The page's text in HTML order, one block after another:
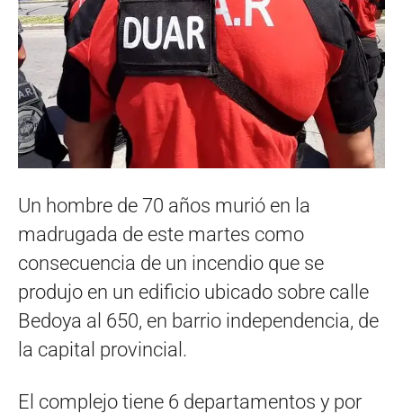
Un hombre de 70 años murió en la
madrugada de este martes como
consecuencia de un incendio que se
produjo en un edificio ubicado sobre calle
Bedoya al 650, en barrio independencia, de
la capital provincial.
El complejo tiene 6 departamentos y por